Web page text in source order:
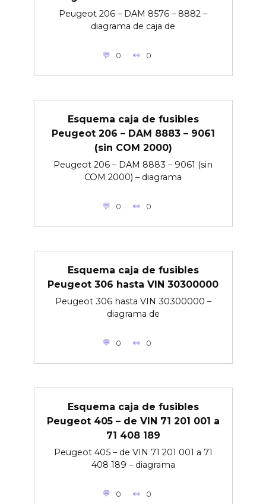
Peugeot 206 – DAM 8576 – 8882 –
diagrama de caja de
0 0
Esquema caja de fusibles
Peugeot 206 – DAM 8883 – 9061
(sin COM 2000)
Peugeot 206 – DAM 8883 – 9061 (sin
COM 2000) – diagrama
0 0
Esquema caja de fusibles
Peugeot 306 hasta VIN 30300000
Peugeot 306 hasta VIN 30300000 –
diagrama de
0 0
Esquema caja de fusibles
Peugeot 405 – de VIN 71 201 001 a
71 408 189
Peugeot 405 – de VIN 71 201 001 a 71
408 189 – diagrama
0 0